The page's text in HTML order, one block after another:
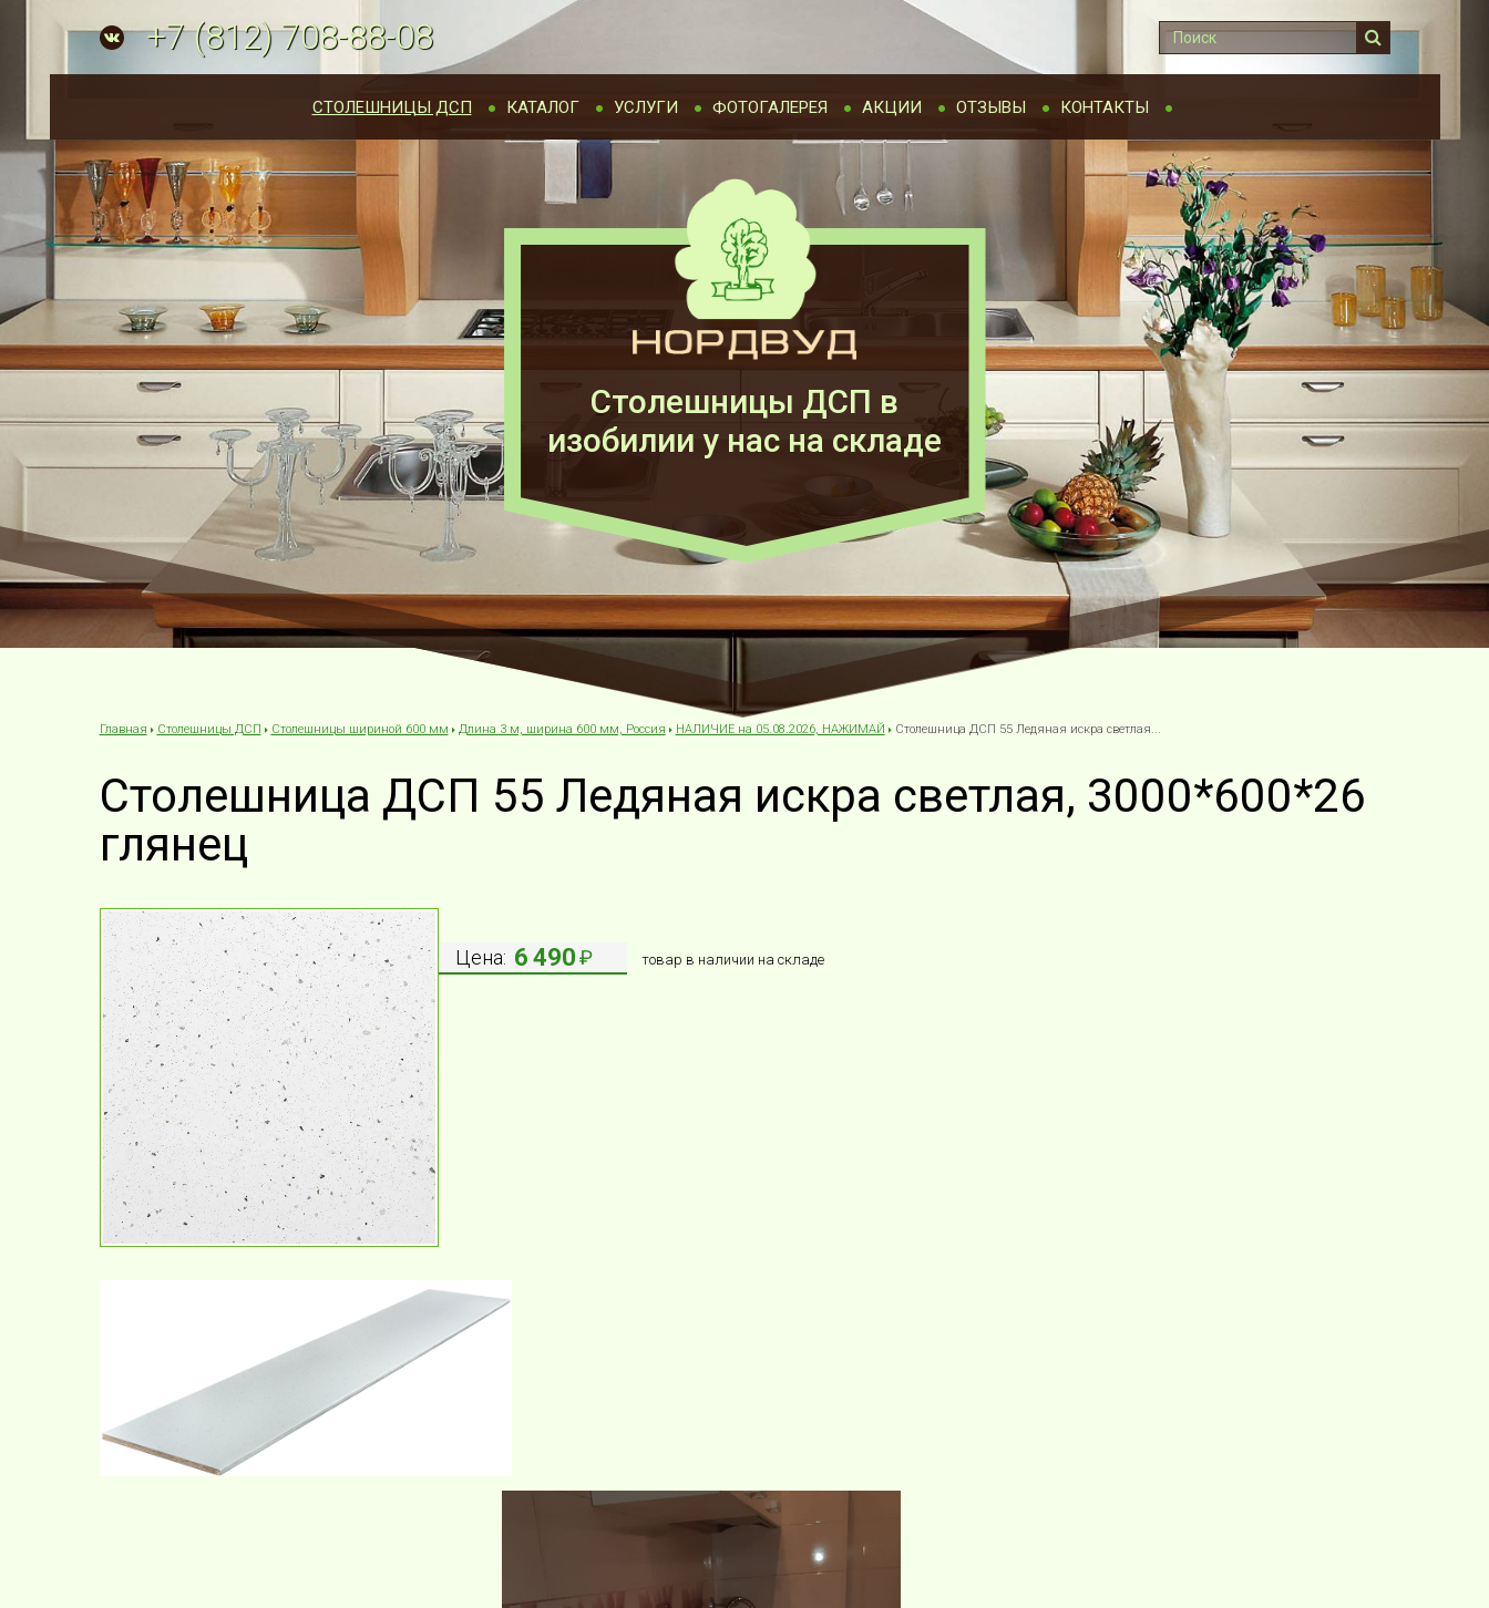
+7(812)708-88-08
СТОЛЕШНИЦЫ ДСП КАТАЛОГ УСЛУГИ ФОТОГАЛЕРЕЯ АКЦИИ ОТЗЫВЫ КОНТАКТЫ
Столешницы ДСП в
изобилии у нас на складе
Главная Столешницы ДСП Столешницы шириной 600 мм Длина 3 м, ширина 600 мм, Россия НАЛИЧИЕ на 05.08.2026, НАЖИМАЙ Столешница ДСП 55 Ледяная искра светлая...
Столешница ДСП 55 Ледяная искра светлая, 3000*600*26
глянец
Цена: 6 490₽ товар в наличии на складе